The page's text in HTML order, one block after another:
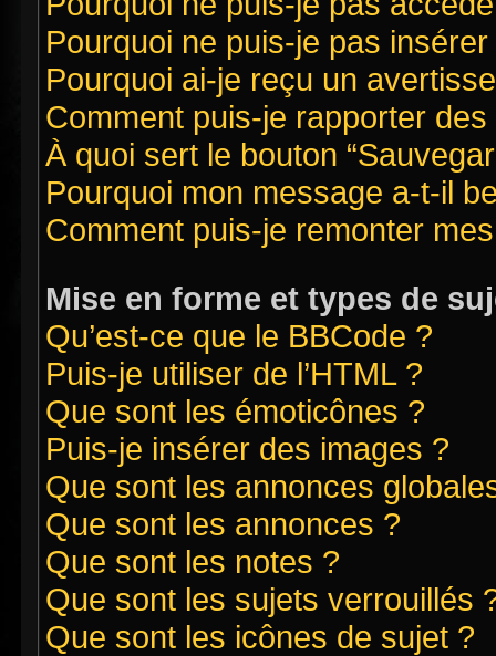
Pourquoi ne puis-je pas
Pourquoi ai-je reçu un
Comment puis-je rapporter
À quoi sert le bouton
Pourquoi mon message a-t-il
Comment puis-je remonter
Mise en forme et types de
Qu’est-ce que le BBCode ?
Puis-je utiliser de l’HTML ?
Que sont les émoticônes ?
Puis-je insérer des images ?
Que sont les annonces
Que sont les annonces ?
Que sont les notes ?
Que sont les sujets verrouillés
Que sont les icônes de sujet ?